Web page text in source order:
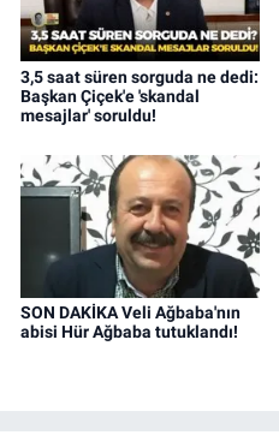
3,5 saat süren sorguda ne dedi:
Başkan Çiçek'e 'skandal
mesajlar' soruldu!
SON DAKİKA Veli Ağbaba'nın
abisi Hür Ağbaba tutuklandı!